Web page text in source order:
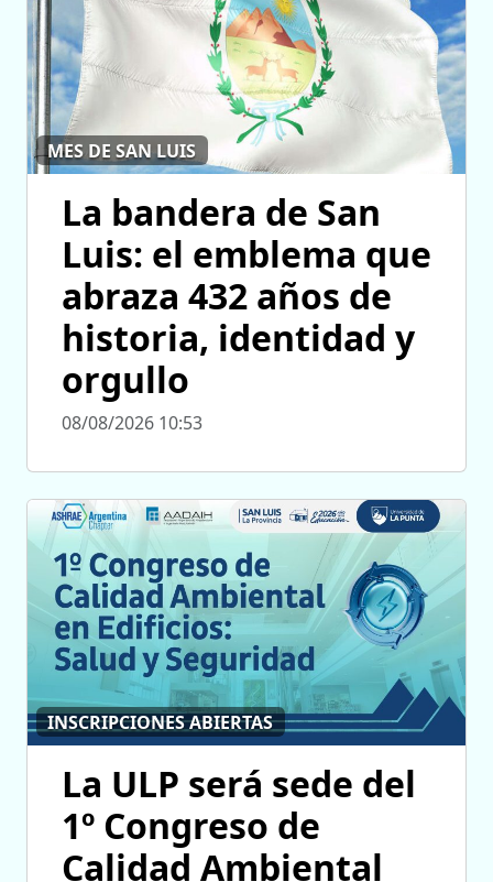
MES DE SAN LUIS
La bandera de San
Luis: el emblema que
abraza 432 años de
historia, identidad y
orgullo
08/08/2026 10:53
INSCRIPCIONES ABIERTAS
La ULP será sede del
1º Congreso de
Calidad Ambiental